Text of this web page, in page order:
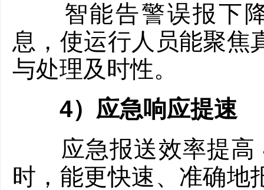
智能告警误报下降
息，使运行人员能聚焦
与处理及时性。
4）应急响应提速
应急报送效率提高
时，能更快速、准确地